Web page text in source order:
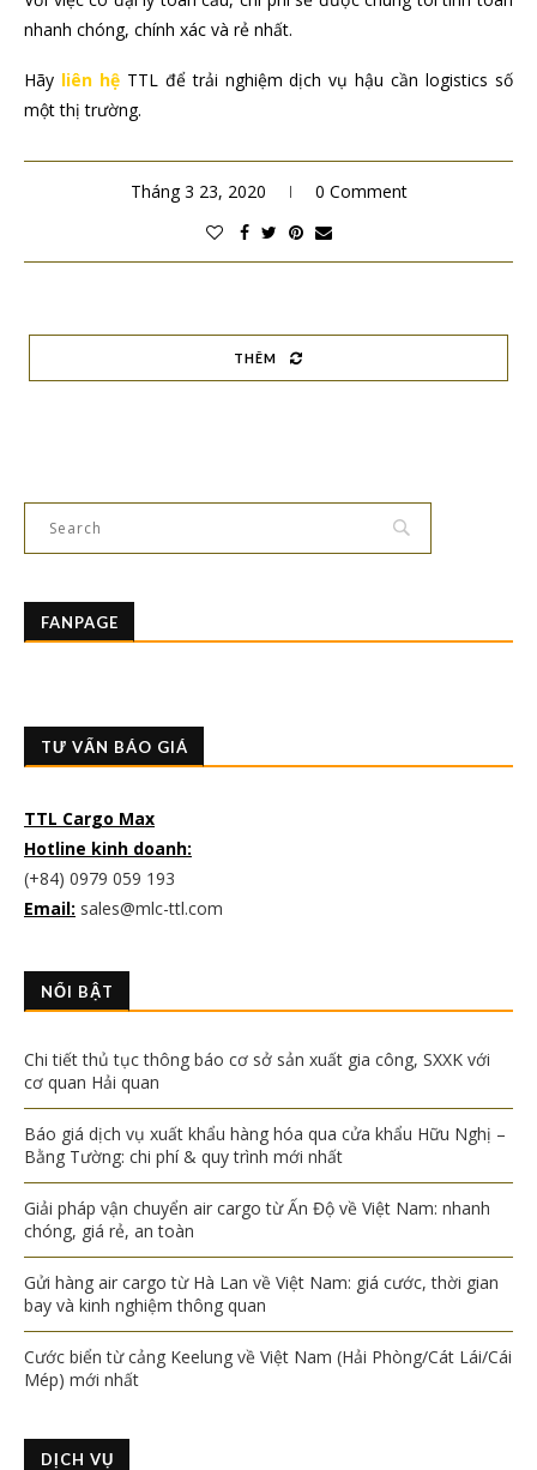
nhanh chóng, chính xác và rẻ nhất.
Hãy liên hệTTL để trải nghiệm dịch vụ hậu cần logistics số
một thị trường.
Tháng 3 23, 2020 0 Comment
THÊM
FANPAGE
TƯ VẤN BÁO GIÁ
TTL Cargo Max
Hotline kinh doanh:
(+84) 0979 059 193
Email: sales@mlc-ttl.com
NỔI BẬT
Chi tiết thủ tục thông báo cơ sở sản xuất gia công, SXXK với
cơ quan Hải quan
Báo giá dịch vụ xuất khẩu hàng hóa qua cửa khẩu Hữu Nghị –
Bằng Tường: chi phí & quy trình mới nhất
Giải pháp vận chuyển air cargo từ Ấn Độ về Việt Nam: nhanh
chóng, giá rẻ, an toàn
Gửi hàng air cargo từ Hà Lan về Việt Nam: giá cước, thời gian
bay và kinh nghiệm thông quan
Cước biển từ cảng Keelung về Việt Nam (Hải Phòng/Cát Lái/Cái
Mép) mới nhất
DỊCH VỤ